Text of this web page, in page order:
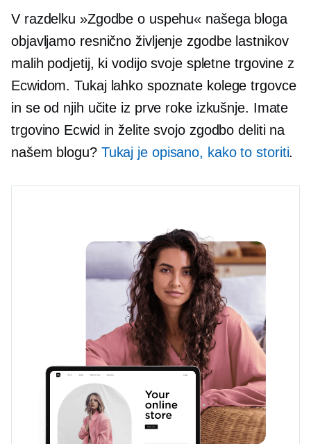
V razdelku »Zgodbe o uspehu« našega bloga
objavljamo resnično življenje zgodbe lastnikov
malih podjetij, ki vodijo svoje spletne trgovine z
Ecwidom. Tukaj lahko spoznate kolege trgovce
in se od njih učite iz prve rokeizkušnje. Imate
trgovino Ecwid in želite svojo zgodbo deliti na
našem blogu? Tukaj je opisano, kako to storiti.